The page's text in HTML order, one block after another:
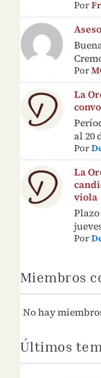
Por
Por
La
al 20
Por
La
viola
Por
Miembros
No hay
Últimos